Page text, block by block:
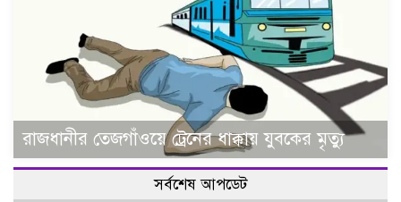
রাজধানীর তেজগাঁওয়ে ট্রেনের ধাক্কায় যুবকের মৃত্যু
সর্বশেষ আপডেট